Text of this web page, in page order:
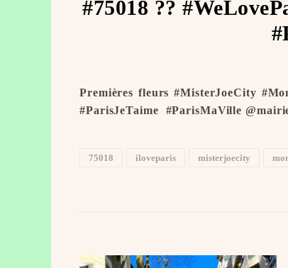
#75018 ??
Premières fleurs #MisterJoeCity
#ParisJeTaime ️ #ParisMaVille
75018 iloveparis misterjoecity